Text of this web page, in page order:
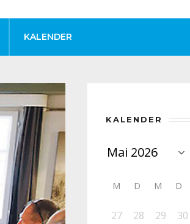
KALENDER
KALENDER
M D M D
27 28 29 30